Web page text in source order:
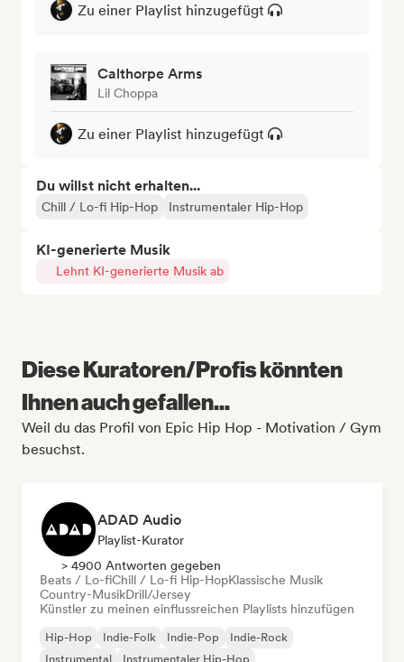
Zu einer Playlist hinzugefügt
Calthorpe Arms
Lil Choppa
Zu einer Playlist hinzugefügt
Du willst nicht erhalten...
Chill / Lo-fi Hip-Hop Instrumentaler Hip-Hop
KI-generierte Musik
Lehnt KI-generierte Musik ab
Diese Kuratoren/Profis könnten
Ihnen auch gefallen...
Weil du das Profil von Epic Hip Hop - Motivation / Gym
besuchst.
ADAD Audio
Playlist-Kurator
> 4900 Antworten gegeben
Beats / Lo-fiChill / Lo-fi Hip-HopKlassische Musik
Country-MusikDrill/Jersey
Künstler zu meinen einflussreichen Playlists hinzufügen
Hip-Hop Indie-Folk Indie-Pop
Indie-Rock
Instrumental
Instrumentaler Hip-Hop